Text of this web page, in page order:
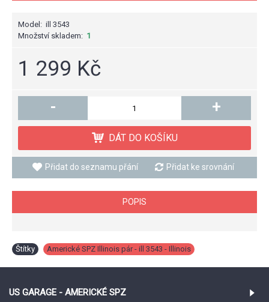
Model: ill 3543
Množství skladem: 1
1 299 Kč
- +
DÁT DO KOŠÍKU
Přidat do seznamu přání Přidat ke srovnání
POPIS
Štítky Americké SPZ Illinois pár - ill 3543 - Illinois
US GARAGE - AMERICKÉ SPZ